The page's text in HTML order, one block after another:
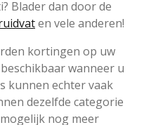
Blader dan door de
en vele anderen!
kortingen op uw
wanneer u
kunnen echter vaak
dezelfde categorie
nog meer